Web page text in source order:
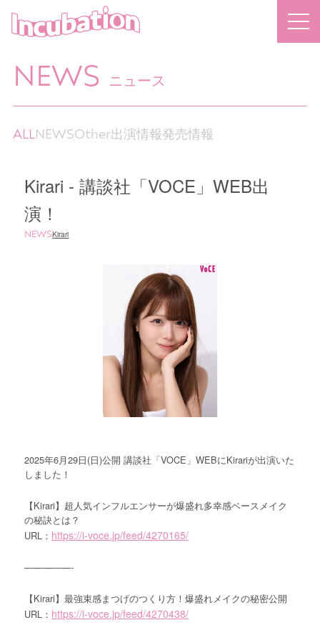
NEWS ニュース
ALL NEWSOther出演情報発売情報
Kirari - 講談社「VOCE」WEB出
演！
NEWSKirari
2025年6月29日(日)公開 講談社「VOCE」WEBにKirariが出演いた
しました！
【Kirari】超人気インフルエンサーが爆盛れ多幸感ベースメイク
の秘訣とは？
URL： https://i-voce.jp/feed/4270165/
—————-
【Kirari】最強束感まつげのつくり方！爆盛れメイクの秘密公開
URL： https://i-voce.jp/feed/4270438/